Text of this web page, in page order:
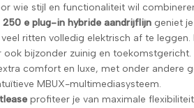
wie stijl en functionaliteit wil
250 e plug-in hybride aandrijflijn geniet
ritten volledig elektrisch af te
ook bijzonder zuinig en
comfort en luxe, met onder andere
MBUX-multimediasysteem.
profiteer je van maximale